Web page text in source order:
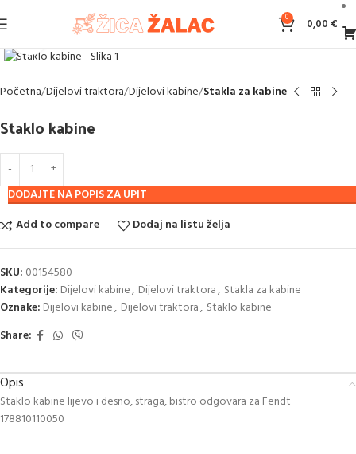
0 0,00 €
Klikni za povećanje
Početna Dijelovi traktora Dijelovi kabine Stakla za kabine
Staklo kabine
DODAJTE NA POPIS ZA UPIT
Add to compare
Dodaj na listu želja
SKU: 00154580
Kategorije: Dijelovi kabine, Dijelovi traktora, Stakla za kabine
Oznake: Dijelovi kabine, Dijelovi traktora, Staklo kabine
Share:
Opis
Staklo kabine lijevo i desno, straga, bistro odgovara za Fendt
178810110050